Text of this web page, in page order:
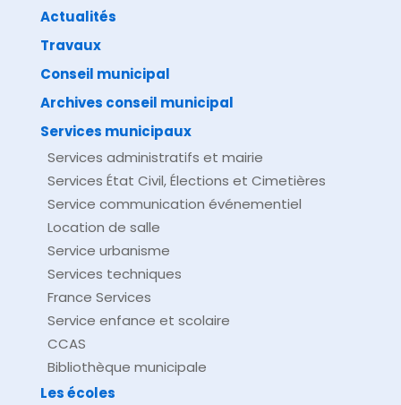
Direction de l'information légale et administrative
Actualités
Travaux
Conseil municipal
Archives conseil municipal
Services municipaux
Services administratifs et mairie
Services État Civil, Élections et Cimetières
Service communication événementiel
Location de salle
Service urbanisme
Services techniques
France Services
Service enfance et scolaire
CCAS
Bibliothèque municipale
Les écoles